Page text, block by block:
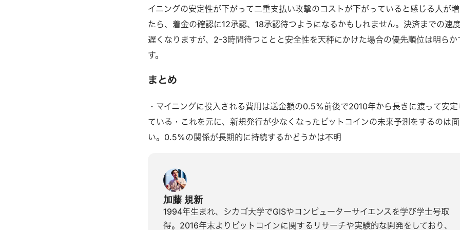
イニングの安定性が下がって二重支払い攻撃のコストが下がっていると感じる人が増
たら、着金の確認に12承認、18承認待つようになるかもしれません。決済までの速
遅くなりますが、2-3時間待つことと安全性を天秤にかけた場合の優先順位は明らか
す。
まとめ
・マイニングに投入される費用は送金額の0.5%前後で2010年から長きに渡って安定
ている・これを元に、新規発行が少なくなったビットコインの未来予測をするのは
い。0.5%の関係が長期的に持続するかどうかは不明
加藤 規新
1994年生まれ、シカゴ大学でGISやコンピューターサイエンスを学び学士号取
得。2016年末よりビットコインに関するリサーチや実験的な開発をしており、